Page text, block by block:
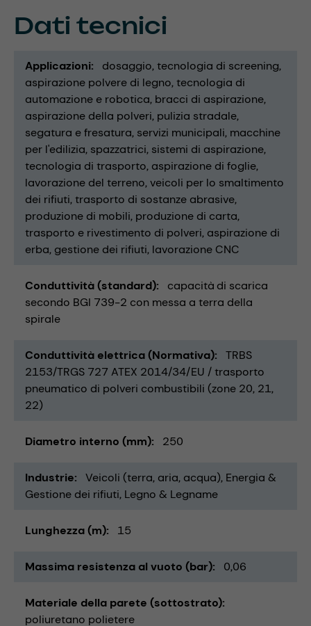
Dati tecnici
Applicazioni dosaggio tecnologia di screening
aspirazione polvere di legno tecnologia di
automazione e robotica bracci di aspirazione
aspirazione della polveri pulizia stradale
segatura e fresatura servizi municipali macchine
per l'edilizia spazzatrici sistemi di aspirazione
tecnologia di trasporto aspirazione di foglie
lavorazione del terreno veicoli per lo smaltimento
dei rifiuti trasporto di sostanze abrasive
produzione di mobili produzione di carta
trasporto e rivestimento di polveri aspirazione di
erba gestione dei rifiuti lavorazione CNC
Conduttività (standard)
capacità di scarica
secondo BGI 739-2 con messa a terra della
spirale
Conduttività elettrica (Normativa)
TRBS
2153/TRGS 727 ATEX 2014/34/EU / trasporto
pneumatico di polveri combustibili (zone 20, 21,
22)
Diametro interno (mm) 250
Industrie Veicoli (terra, aria, acqua) Energia &
Gestione dei rifiuti Legno & Legname
Lunghezza (m) 15
Massima resistenza al vuoto (bar) 0,06
Materiale della parete (sottostrato)
poliuretano polietere